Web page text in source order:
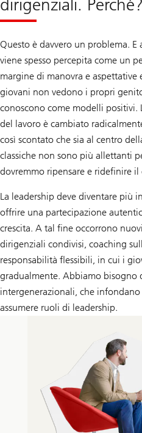
dirigenziali. Perché?
Questo è davvero un problema. E
viene spesso percepita come un
margine di manovra e aspettative
giovani non vedono i propri
conoscono come modelli positivi.
del lavoro è cambiato
così scontato che sia al centro
classiche non sono più allettanti
dovremmo ripensare e ridefinire
La leadership deve diventare più
offrire una partecipazione
crescita. A tal fine occorrono
dirigenziali condivisi, coaching
responsabilità flessibili, in cui i
gradualmente. Abbiamo
intergenerazionali, che
assumere ruoli di leadership.